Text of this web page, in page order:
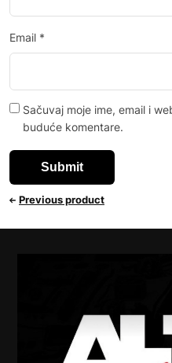
Email *
Sačuvaj moje ime, email i
buduće komentare.
Previous product